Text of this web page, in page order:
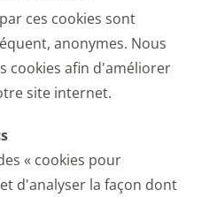
ces cookies sont
anonymes. Nous
cookies afin d'améliorer
site internet.
« cookies pour
d'analyser la façon dont